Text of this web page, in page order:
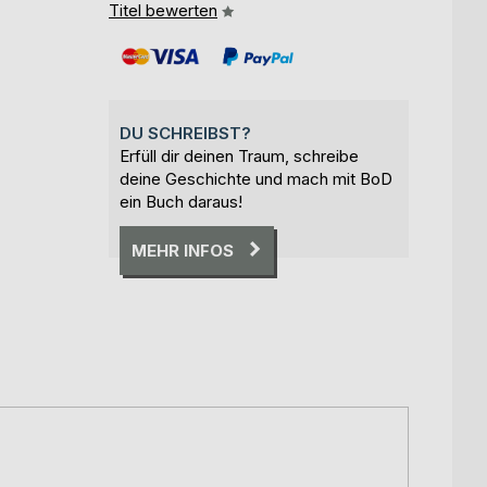
Titel bewerten
DU SCHREIBST?
Erfüll dir deinen Traum, schreibe
deine Geschichte und mach mit BoD
ein Buch daraus!
MEHR INFOS